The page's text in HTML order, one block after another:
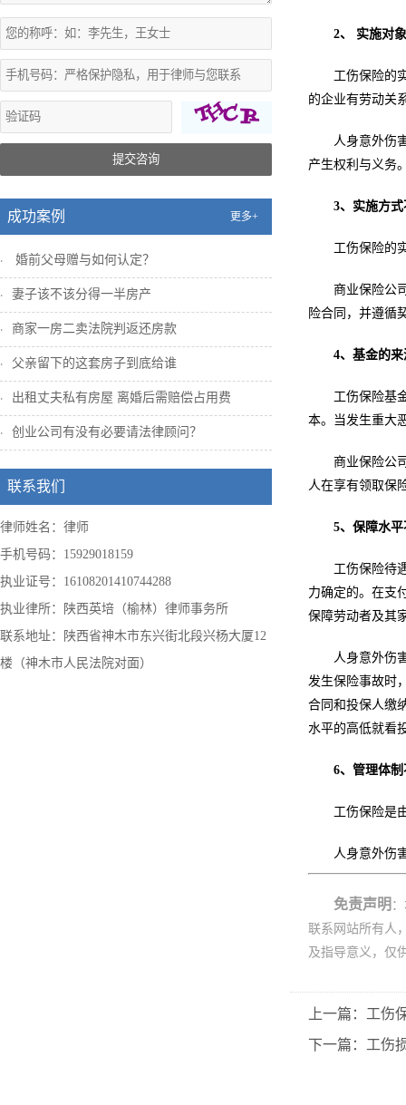
提交咨询
成功案例 更多+
婚前父母赠与如何认定？
妻子该不该分得一半房产
商家一房二卖法院判返还房款
父亲留下的这套房子到底给谁
出租丈夫私有房屋 离婚后需赔偿占用费
创业公司有没有必要请法律顾问？
联系我们
律师姓名：律师
手机号码：15929018159
执业证号：16108201410744288
执业律所：陕西英培（榆林）律师事务所
联系地址：陕西省神木市东兴街北段兴杨大厦12
楼（神木市人民法院对面）
2、 实施对
工伤保险的
的企业有劳动关
人身意外伤
产生权利与义务
3、实施方式
工伤保险的
商业保险公
险合同，并遵循
4、基金的
工伤保险基
本。当发生重大
商业保险公
人在享有领取保
5、保障水平
工伤保险待
力确定的。在支
保障劳动者及其
人身意外伤
发生保险事故时
合同和投保人缴
水平的高低就看
6、管理体制
工伤保险是
人身意外伤
免责声明
联系网站所有人
及指导意义，仅
上一篇：工伤
下一篇：工伤